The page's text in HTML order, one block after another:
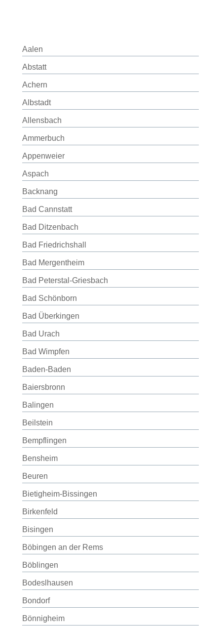
Aalen
Abstatt
Achern
Albstadt
Allensbach
Ammerbuch
Appenweier
Aspach
Backnang
Bad Cannstatt
Bad Ditzenbach
Bad Friedrichshall
Bad Mergentheim
Bad Peterstal-Griesbach
Bad Schönborn
Bad Überkingen
Bad Urach
Bad Wimpfen
Baden-Baden
Baiersbronn
Balingen
Beilstein
Bempflingen
Bensheim
Beuren
Bietigheim-Bissingen
Birkenfeld
Bisingen
Böbingen an der Rems
Böblingen
Bodeslhausen
Bondorf
Bönnigheim